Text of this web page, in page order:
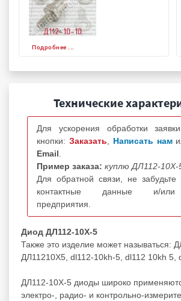
Подробнее ...
Технические
Для ускорения обработки
кнопки: Заказать Написать нам
Email
Пример заказа: куплю ДЛ112-
Для обратной связи, не забудьте
контактные данные и/или
предприятия.
Диод ДЛ112-10Х-5
Также это изделие может называться:
ДЛ11210Х5, dl112-10kh-5, dl112 10kh 5,
ДЛ112-10Х-5 диоды широко
электро-, радио- и контрольно-